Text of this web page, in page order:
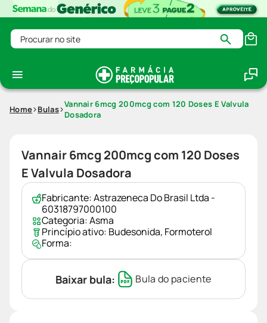
Procurar no site
Home Bulas Vannair 6mcg 200mcg com 120 Doses E Valvula
Dosadora
Vannair 6mcg 200mcg com 120 Doses
E Valvula Dosadora
Fabricante:Astrazeneca Do Brasil Ltda -
60318797000100
Categoria:Asma
Princípio ativo: Budesonida, Formoterol
Forma:
Baixar bula: Bula do paciente